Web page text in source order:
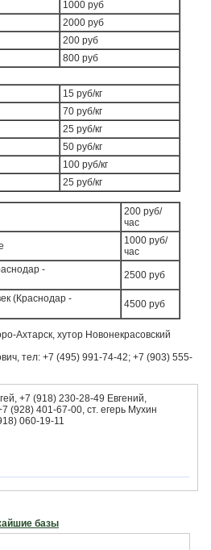
1000 руб
2000 руб
200 руб
800 руб
15 руб/кг
70 руб/кг
25 руб/кг
50 руб/кг
100 руб/кг
25 руб/кг
200 руб/
час
1000 руб/
час
-
2500 руб
(Краснодар -
4500 руб
Ахтарск, хутор Новонекрасовский
тел: +7 (495) 991-74-42; +7 (903) 555-
+7 (918) 230-28-49 Евгений,
(928) 401-67-00, ст. егерь Мухин
060-19-11
базы